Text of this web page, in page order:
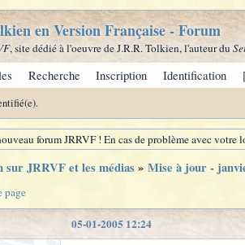
en Version Française - Forum
, site dédié à l'oeuvre de J.R.R. Tolkien, l'auteur du
Recherche Inscription Identification
forum JRRVF ! En cas de problème avec
sur JRRVF et les médias» Mise à jour -
page
05-01-2005 12:24